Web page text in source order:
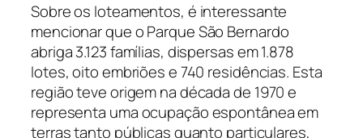
Sobre os loteamentos, é interessante
mencionar que o Parque São Bernardo
abriga 3.123 famílias, dispersas em 1.878
lotes, oito embriões e 740 residências. Esta
região teve origem na década de 1970 e
representa uma ocupação espontânea em
terras tanto públicas quanto particulares,